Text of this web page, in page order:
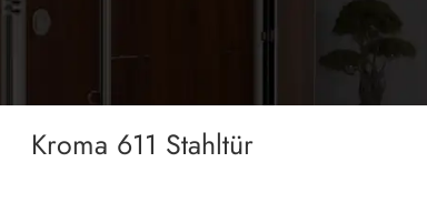
Kroma 611 Stahltür